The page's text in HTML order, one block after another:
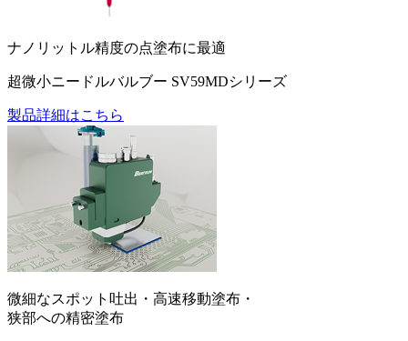
ナノリットル精度の点塗布に最適
超微小ニードルバルブー SV59MDシリーズ
製品詳細はこちら
微細なスポット吐出・高速移動塗布・
狭部への精密塗布